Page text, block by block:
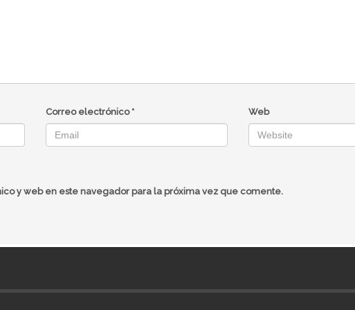
Correo electrónico * Web
y web en este navegador para la próxima vez que comente.